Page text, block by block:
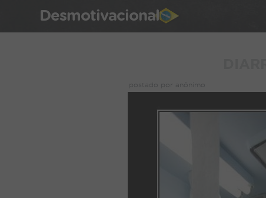
Desmotivacional
postado por anônimo